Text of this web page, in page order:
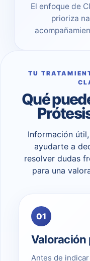
El enfoque de
prioriza
TU
Qué
Información
ayudarte a
resolver dudas
para una
01
Valoración
Antes de